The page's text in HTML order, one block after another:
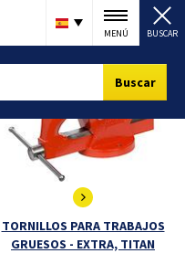
Buscar
MENÚ BUSCAR
TORNILLOS PARA TRABAJOS
GRUESOS - EXTRA, TITAN